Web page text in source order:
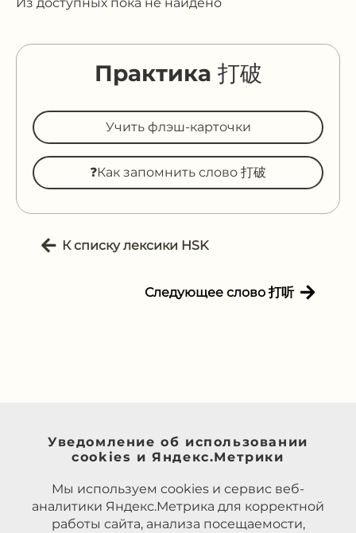
Практика 打破
Учить флэш-карточки
❓Как запомнить слово 打破
К списку лексики HSK
Следующее слово 打听
Уведомление об использовании
cookies и Яндекс.Метрики
Мы используем cookies и сервис веб-
аналитики Яндекс.Метрика для корректной
работы сайта, анализа посещаемости,